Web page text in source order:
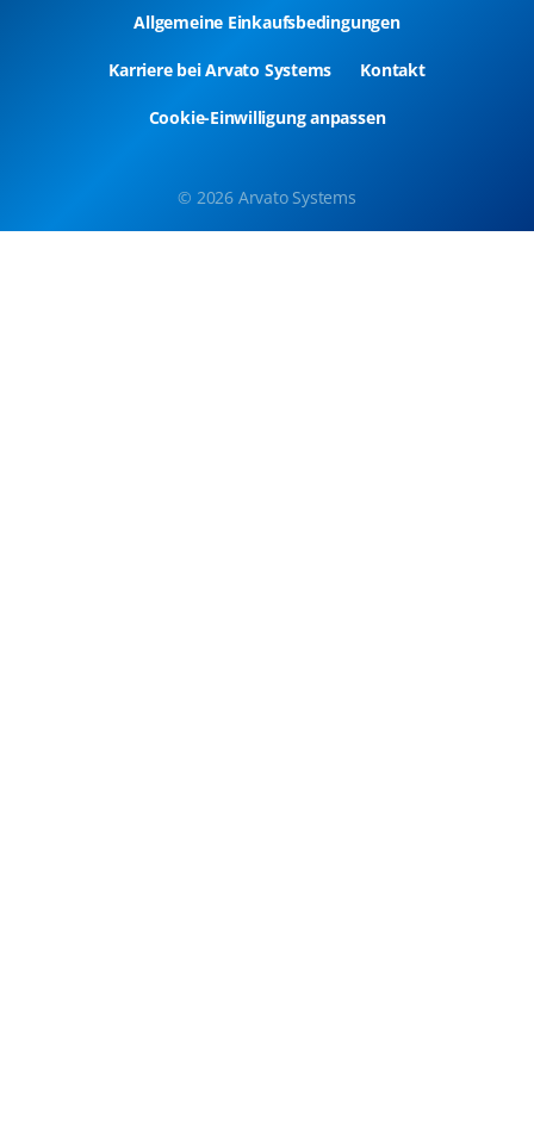
Allgemeine Einkaufsbedingungen
Karriere bei Arvato Systems Kontakt
Cookie-Einwilligung anpassen
© 2026 Arvato Systems